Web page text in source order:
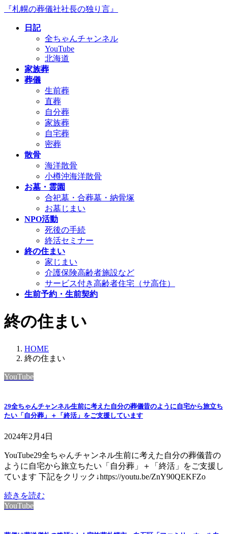
コ
ナ
『札幌の葬儀社社長の独り言』
日記
全ちゃんチャンネル
YouTube
北海道
家族葬
葬儀
生前葬
直葬
自分葬
家族葬
自宅葬
密葬
散骨
海洋散骨
小樽沖海洋散骨
お墓・霊園
合祀墓・合葬墓・納骨塚
お墓じまい
NPO活動
死後の手続
終活セミナー
終の住まい
家じまい
介護保険高齢者施設など
サービス付き高齢者住宅（サ高住）
生前予約・生前契約
終の住まい
HOME
終の住まい
YouTube
29全ちゃんチャンネル生前に考えた自分の葬儀昔のように自宅から旅立ち
たい「自分葬」＋「終活」をご支援しています
2024年2月4日
YouTube29全ちゃんチャンネル生前に考えた自分の葬儀昔の
ように自宅から旅立ちたい「自分葬」＋「終活」をご支援し
ています 下記をクリック↓https://youtu.be/ZnY90QEKFZo
続きを読む
YouTube